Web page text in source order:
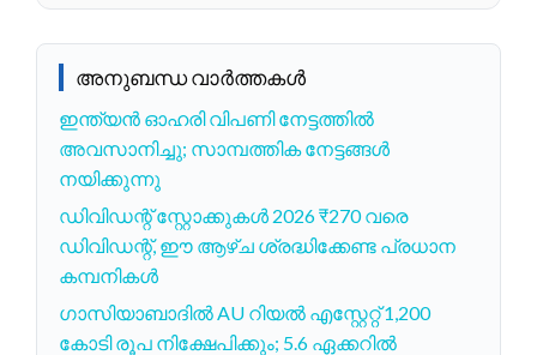
അനുബന്ധ വാർത്തകൾ
ഇന്ത്യൻ ഓഹരി വിപണി നേട്ടത്തിൽ
അവസാനിച്ചു; സാമ്പത്തിക നേട്ടങ്ങൾ
നയിക്കുന്നു
ഡിവിഡന്റ് സ്റ്റോക്കുകൾ 2026 ₹270 വരെ
ഡിവിഡന്റ്, ഈ ആഴ്ച ശ്രദ്ധിക്കേണ്ട പ്രധാന
കമ്പനികൾ
ഗാസിയാബാദില്‍ AU റിയല്‍ എസ്റ്റേറ്റ് 1,200
കോടി രൂപ നിക്ഷേപിക്കും; 5.6 ഏക്കറില്‍